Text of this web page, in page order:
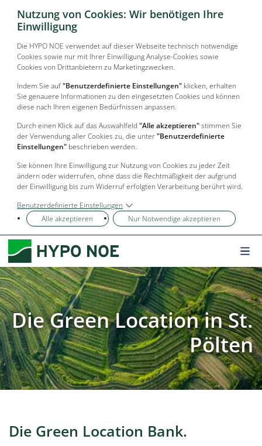
Nutzung von Cookies: Wir benötigen Ihre
Einwilligung
Die HYPO NOE verwendet auf dieser Webseite technisch notwendige
Cookies sowie nur mit Ihrer Einwilligung Analyse-Cookies sowie
Cookies von Drittanbietern zu Marketingzwecken.
Indem Sie auf"Benutzerdefinierte Einstellungen" klicken, erhalten
Sie genauere Informationen zu den eingesetzten Cookies und können
diese nach Ihren eigenen Bedürfnissen anpassen.
Durch einen Klick auf das Auswahlfeld "Alle akzeptieren"stimmen Sie
der Verwendung aller Cookies zu, die unter"Benutzerdefinierte
Einstellungen" beschrieben werden.
Sie können Ihre Einwilligung zur Nutzung von Cookies zu jeder Zeit
ändern oder widerrufen, ohne dass die Rechtmäßigkeit der aufgrund
der Einwilligung bis zum Widerruf erfolgten Verarbeitung berührt wird.
Benutzerdefinierte Einstellungen
Alle akzeptieren
Nur Notwendige akzeptieren
Die Green Location in St.
Pölten
Die Green Location Bank.